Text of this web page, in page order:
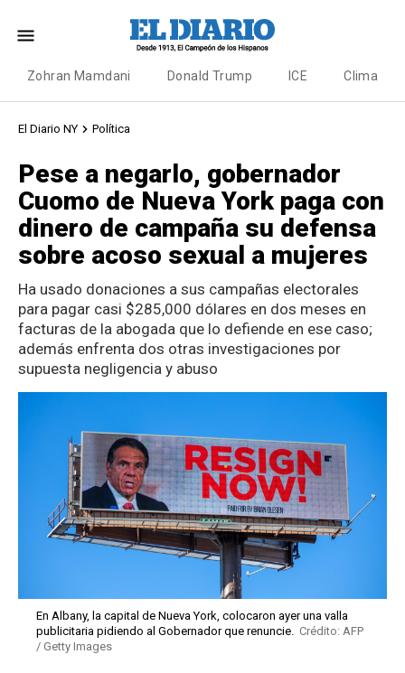
Zohran Mamdani Donald Trump ICE Clima
El Diario NY Política
Pese a negarlo, gobernador
Cuomo de Nueva York paga con
dinero de campaña su defensa
sobre acoso sexual a mujeres
Ha usado donaciones a sus campañas electorales
para pagar casi $285,000 dólares en dos meses en
facturas de la abogada que lo defiende en ese caso;
además enfrenta dos otras investigaciones por
supuesta negligencia y abuso
En Albany, la capital de Nueva York, colocaron ayer una valla
publicitaria pidiendo al Gobernador que renuncie. Crédito: AFP
/ Getty Images